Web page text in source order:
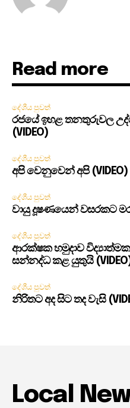
Read more
දේශීය පුවත්
රජයේ ඉහළ තනතුරුවල
(VIDEO)
දේශීය පුවත්
අපි වෙනුවෙන් අපි (VIDEO)
දේශීය පුවත්
වායු දූෂණයෙන් වසරකට
දේශීය පුවත්
ආරක්ෂක හමුදාව
සන්නද්ධ කළ යුතුයි
දේශීය පුවත්
නිරිතට අද සිට තද වැසි
Local